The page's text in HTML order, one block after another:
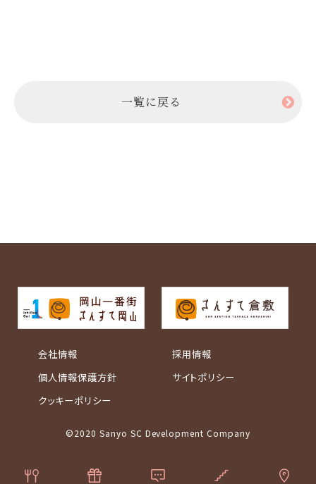
一覧に戻る
会社情報
個人情報保護方針
クッキーポリシー
採用情報
サイトポリシー
©2020 Sanyo SC Development Company